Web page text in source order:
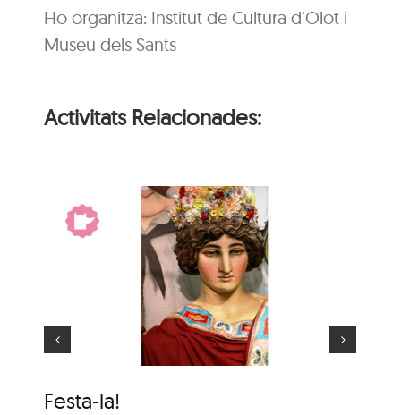
Ho organitza: Institut de Cultura d’Olot i
Museu dels Sants
Activitats Relacionades:
Festa-la!
El gegant més gran